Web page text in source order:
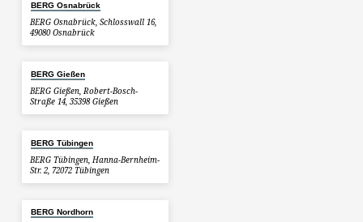
BERG Osnabrück
BERG Osnabrück, Schlosswall 16,
49080 Osnabrück
BERG Gießen
BERG Gießen, Robert-Bosch-
Straße 14, 35398 Gießen
BERG Tübingen
BERG Tübingen, Hanna-Bernheim-
Str. 2, 72072 Tübingen
BERG Nordhorn